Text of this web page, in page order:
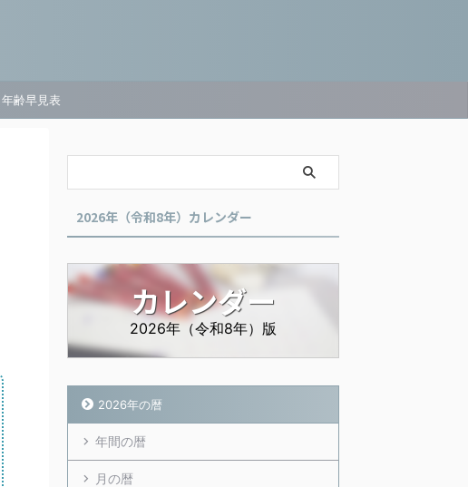
年齢早見表
2026年（令和8年）カレンダー
カレンダー
2026年（令和8年）版
2026年の暦
年間の暦
月の暦